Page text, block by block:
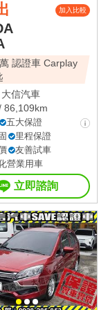
加入比較
認證車 Carplay
大信汽車
86,109km
五大保證
里程保證
友善試車
營業用車
立即諮詢